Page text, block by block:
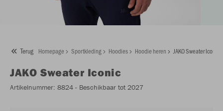
Terug Homepage Sportkleding Hoodies Hoodie heren JAKO Sweater Iconic
JAKO Sweater Iconic
Artikelnummer: 8824 - Beschikbaar tot 2027